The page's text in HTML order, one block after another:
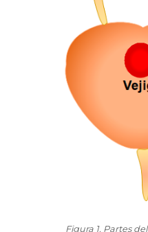
Figura 1. Partes